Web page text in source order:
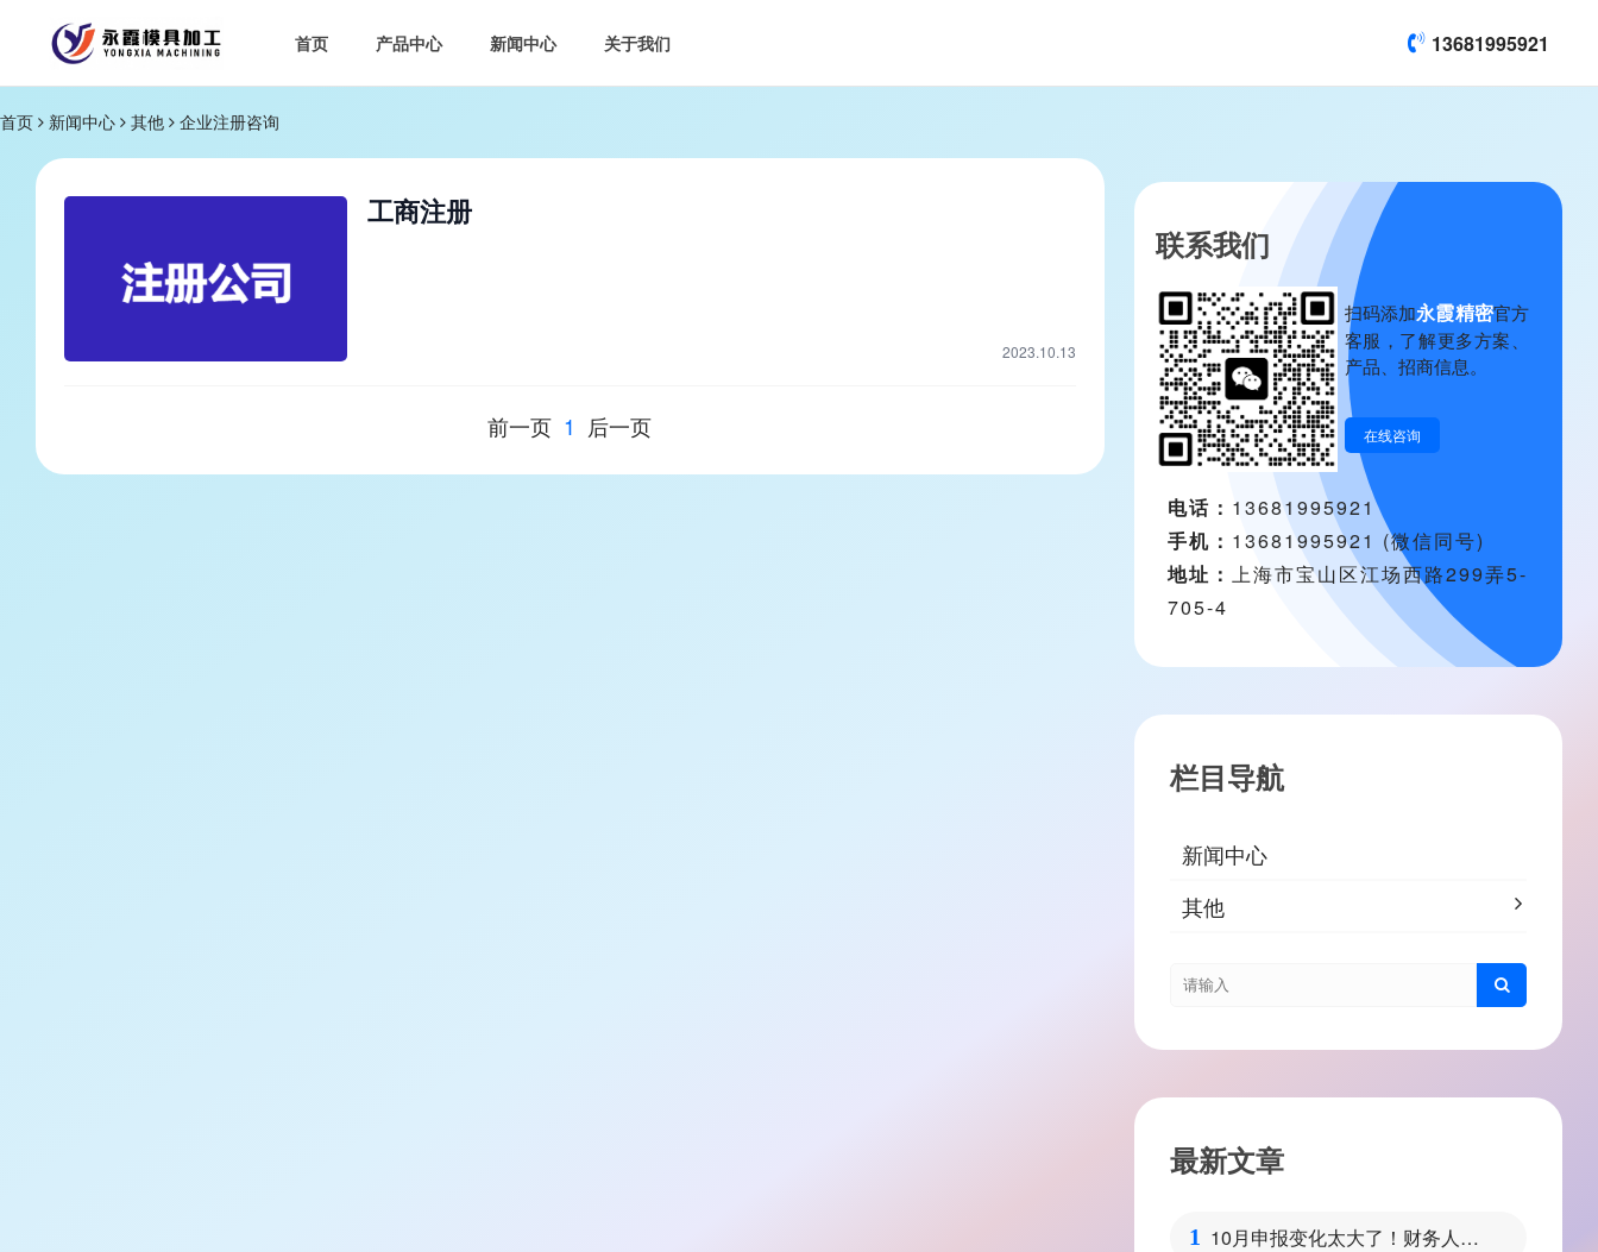
首页 产品中心 新闻中心 关于我们 13681995921
首页 新闻中心 其他 企业注册咨询
工商注册
2023.10.13
前一页 1 后一页
联系我们
扫码添加永霞精密官方
客服，了解更多方案、
产品、招商信息。
在线咨询
电话： 13681995921
手机： 13681995921 (微信同号)
地址：上海市宝山区江场西路299弄5-
705-4
栏目导航
新闻中心
其他
最新文章
1 10月申报变化太大了！财务人请